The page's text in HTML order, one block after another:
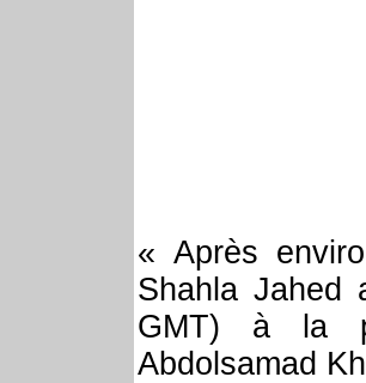
« Après
Shahla Jahed
GMT) à la
Abdolsamad